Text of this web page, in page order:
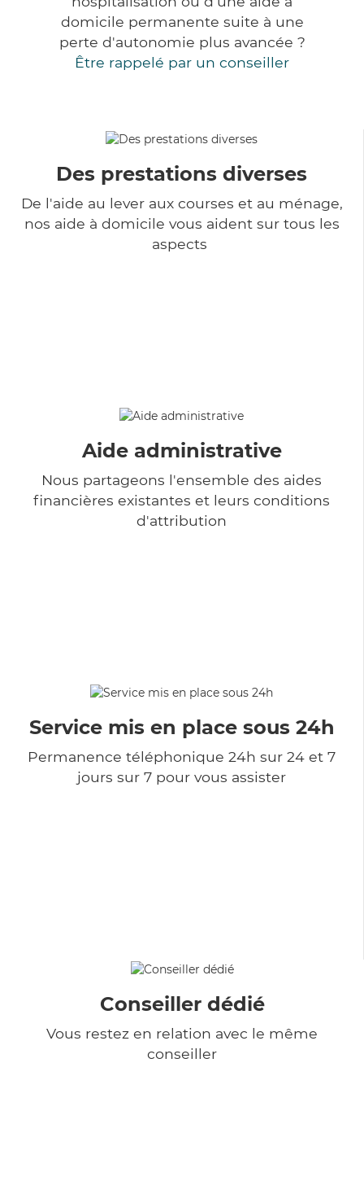
domicile permanente suite à une
perte d'autonomie plus avancée ?
Être rappelé par un conseiller
Des prestations diverses
De l'aide au lever aux courses et au ménage,
nos aide à domicile vous aident sur tous les
aspects
Aide administrative
Nous partageons l'ensemble des aides
financières existantes et leurs conditions
d'attribution
Service mis en place sous 24h
Permanence téléphonique 24h sur 24 et 7
jours sur 7 pour vous assister
Conseiller dédié
Vous restez en relation avec le même
conseiller